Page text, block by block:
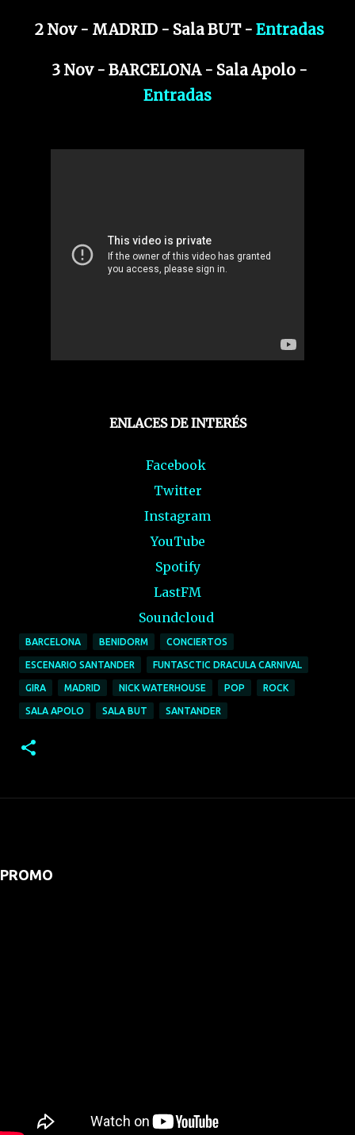
2 Nov - MADRID - Sala BUT - Entradas
3 Nov - BARCELONA - Sala Apolo -
Entradas
ENLACES DE INTERÉS
Facebook
Twitter
Instagram
YouTube
Spotify
LastFM
Soundcloud
BARCELONA BENIDORM CONCIERTOS
ESCENARIO SANTANDER FUNTASCTIC DRACULA CARNIVAL
GIRA MADRID NICK WATERHOUSE POP ROCK
SALA APOLO SALA BUT SANTANDER
PROMO